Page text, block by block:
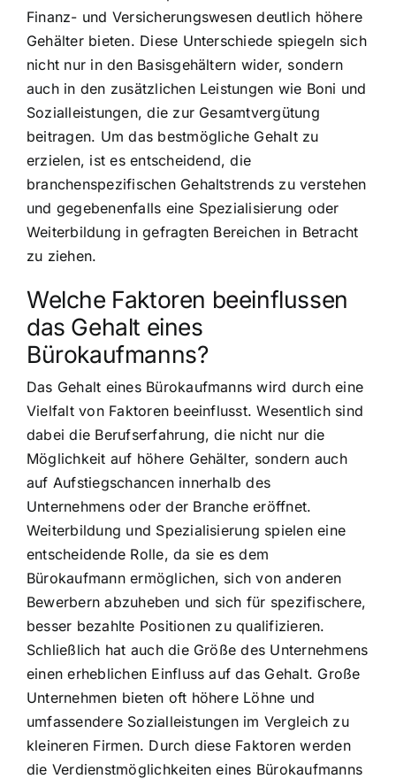
Finanz- und Versicherungswesen deutlich höhere
Gehälter bieten. Diese Unterschiede spiegeln sich
nicht nur in den Basisgehältern wider, sondern
auch in den zusätzlichen Leistungen wie Boni und
Sozialleistungen, die zur Gesamtvergütung
beitragen. Um das bestmögliche Gehalt zu
erzielen, ist es entscheidend, die
branchenspezifischen Gehaltstrends zu verstehen
und gegebenenfalls eine Spezialisierung oder
Weiterbildung in gefragten Bereichen in Betracht
zu ziehen.
Welche Faktoren beeinflussen
das Gehalt eines
Bürokaufmanns?
Das Gehalt eines Bürokaufmanns wird durch eine
Vielfalt von Faktoren beeinflusst. Wesentlich sind
dabei die Berufserfahrung, die nicht nur die
Möglichkeit auf höhere Gehälter, sondern auch
auf Aufstiegschancen innerhalb des
Unternehmens oder der Branche eröffnet.
Weiterbildung und Spezialisierung spielen eine
entscheidende Rolle, da sie es dem
Bürokaufmann ermöglichen, sich von anderen
Bewerbern abzuheben und sich für spezifischere,
besser bezahlte Positionen zu qualifizieren.
Schließlich hat auch die Größe des Unternehmens
einen erheblichen Einfluss auf das Gehalt. Große
Unternehmen bieten oft höhere Löhne und
umfassendere Sozialleistungen im Vergleich zu
kleineren Firmen. Durch diese Faktoren werden
die Verdienstmöglichkeiten eines Bürokaufmanns